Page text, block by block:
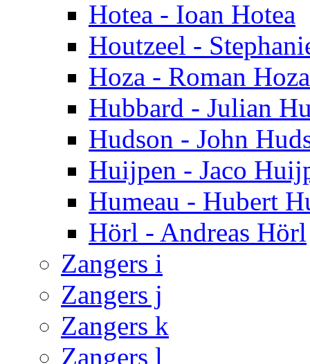
Hotea - Ioan Hotea
Houtzeel -
Hoza - Roman Hoza
Hubbard - Julian
Hudson - John
Huijpen - Jaco
Humeau - Hubert
Hörl - Andreas Hörl
Zangers i
Zangers j
Zangers k
Zangers l